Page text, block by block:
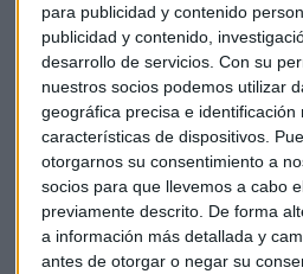
para publicidad y contenido
publicidad y contenido,
desarrollo de servicios. Con su
nuestros socios podemos utilizar
geográfica precisa e identificación
características de dispositivos.
otorgarnos su consentimiento a
socios para que llevemos a cabo
previamente descrito. De forma
a información más detallada y
antes de otorgar o negar su